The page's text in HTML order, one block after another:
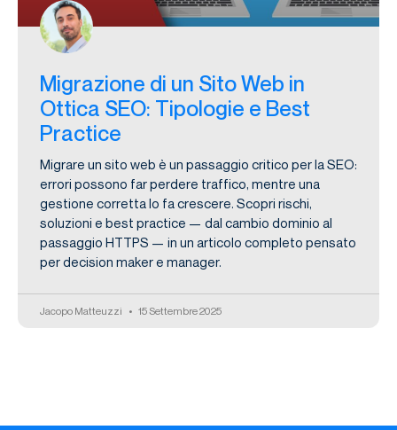
Migrazione di un Sito Web in
Ottica SEO: Tipologie e Best
Practice
Migrare un sito web è un passaggio critico per la SEO:
errori possono far perdere traffico, mentre una
gestione corretta lo fa crescere. Scopri rischi,
soluzioni e best practice — dal cambio dominio al
passaggio HTTPS — in un articolo completo pensato
per decision maker e manager.
Jacopo Matteuzzi 15 Settembre 2025